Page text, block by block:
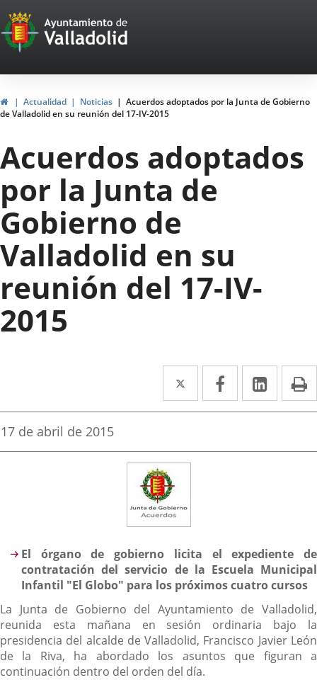
Portal
Web
del
Ayuntamiento
de
Valladolid
InicioActualidad Noticias
Acuerdos adoptados por la Junta de Gobierno
de Valladolid en su reunión del 17-IV-2015
Acuerdos adoptados
por la Junta de
Gobierno de
Valladolid en su
reunión del 17-IV-
2015
Twitter
Enlace
a
aplicación
Facebook
Enlace
a
aplicación
Enlace
a
Fecha
la
17 de abril de 2015
Descripción
El órgano de gobierno licita el expediente de
contratación del servicio de la Escuela Municipal
Infantil "El Globo" para los próximos cuatro cursos
La Junta de Gobierno del Ayuntamiento de Valladolid,
reunida esta mañana en sesión ordinaria bajo la
presidencia del alcalde de Valladolid, Francisco Javier León
de la Riva, ha abordado los asuntos que figuran a
continuación dentro del orden del día.